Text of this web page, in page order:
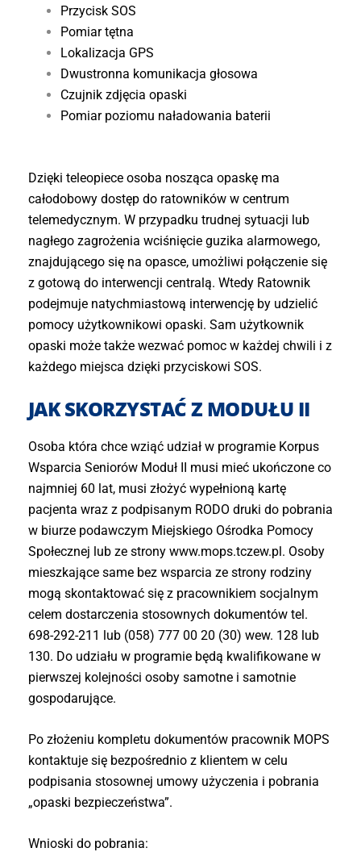
Przycisk SOS
Pomiar tętna
Lokalizacja GPS
Dwustronna komunikacja głosowa
Czujnik zdjęcia opaski
Pomiar poziomu naładowania baterii
Dzięki teleopiece osoba nosząca opaskę ma
całodobowy dostęp do ratowników w centrum
telemedycznym. W przypadku trudnej sytuacji lub
nagłego zagrożenia wciśnięcie guzika alarmowego,
znajdującego się na opasce, umożliwi połączenie się
z gotową do interwencji centralą. Wtedy Ratownik
podejmuje natychmiastową interwencję by udzielić
pomocy użytkownikowi opaski. Sam użytkownik
opaski może także wezwać pomoc w każdej chwili i z
każdego miejsca dzięki przyciskowi SOS.
JAK SKORZYSTAĆ Z MODUŁU II
Osoba która chce wziąć udział w programie Korpus
Wsparcia Seniorów Moduł II musi mieć ukończone co
najmniej 60 lat, musi złożyć wypełnioną kartę
pacjenta wraz z podpisanym RODO druki do pobrania
w biurze podawczym Miejskiego Ośrodka Pomocy
Społecznej lub ze strony www.mops.tczew.pl. Osoby
mieszkające same bez wsparcia ze strony rodziny
mogą skontaktować się z pracownikiem socjalnym
celem dostarczenia stosownych dokumentów tel.
698-292-211 lub (058) 777 00 20 (30) wew. 128 lub
130. Do udziału w programie będą kwalifikowane w
pierwszej kolejności osoby samotne i samotnie
gospodarujące.
Po złożeniu kompletu dokumentów pracownik MOPS
kontaktuje się bezpośrednio z klientem w celu
podpisania stosownej umowy użyczenia i pobrania
„opaski bezpieczeństwa”.
Wnioski do pobrania: